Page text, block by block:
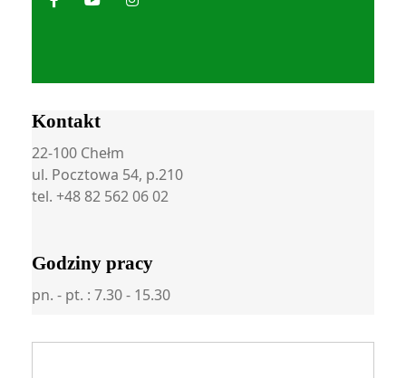
Kontakt
22-100 Chełm
ul. Pocztowa 54, p.210
tel. +48 82 562 06 02
Godziny pracy
pn. - pt. : 7.30 - 15.30